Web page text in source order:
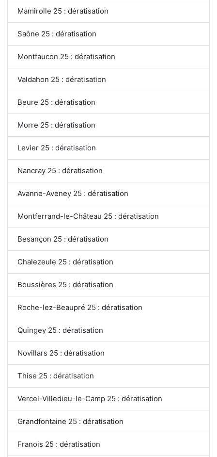
Mamirolle 25 : dératisation
Saône 25 : dératisation
Montfaucon 25 : dératisation
Valdahon 25 : dératisation
Beure 25 : dératisation
Morre 25 : dératisation
Levier 25 : dératisation
Nancray 25 : dératisation
Avanne-Aveney 25 : dératisation
Montferrand-le-Château 25 : dératisation
Besançon 25 : dératisation
Chalezeule 25 : dératisation
Boussières 25 : dératisation
Roche-lez-Beaupré 25 : dératisation
Quingey 25 : dératisation
Novillars 25 : dératisation
Thise 25 : dératisation
Vercel-Villedieu-le-Camp 25 : dératisation
Grandfontaine 25 : dératisation
Franois 25 : dératisation